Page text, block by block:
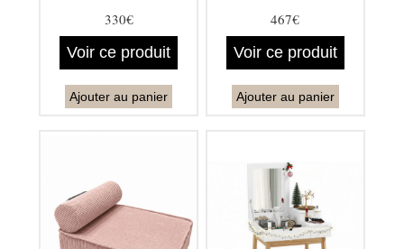
330€
Voir ce produit
Ajouter au panier
467€
Voir ce produit
Ajouter au panier